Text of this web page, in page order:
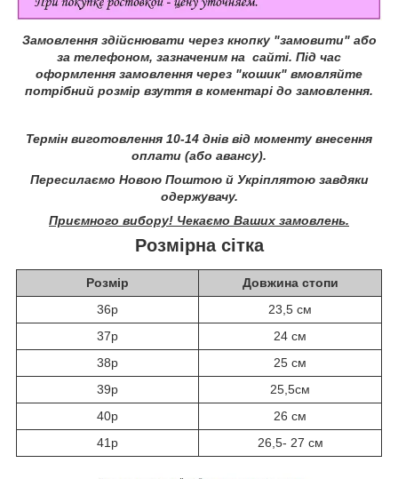
Замовлення здійснювати через кнопку "замовити" або
за телефоном, зазначеним на сайті. Під час
оформлення замовлення через "кошик" вмовляйте
потрібний розмір взуття в коментарі до замовлення.
Термін виготовлення 10-14 днів від моменту внесення
оплати (або авансу).
Пересилаємо Новою Поштою й Укріплятою завдяки
одержувачу.
Приємного вибору! Чекаємо Ваших замовлень.
Розмірна сітка
Розмір
Довжина стопи
36р
23,5 см
37р
24 см
38р
25 см
39р
25,5см
40р
26 см
41р
26,5- 27 см